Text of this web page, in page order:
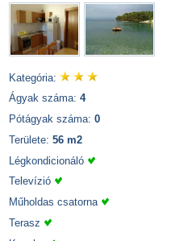
Kategória:
Ágyak száma: 4
Pótágyak száma: 0
Területe: 56 m2
Légkondicionáló
Televízió
Műholdas csatorna
Terasz